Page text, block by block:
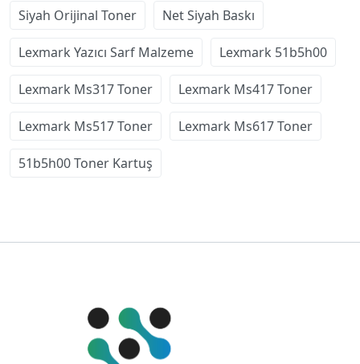
Siyah Orijinal Toner Net Siyah Baskı
Lexmark Yazıcı Sarf Malzeme Lexmark 51b5h00
Lexmark Ms317 Toner Lexmark Ms417 Toner
Lexmark Ms517 Toner Lexmark Ms617 Toner
51b5h00 Toner Kartuş